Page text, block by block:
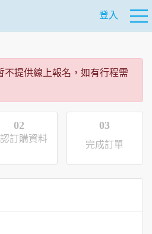
登入
不提供線上報名，如有行程需
02
訂購資料
03
完成訂單